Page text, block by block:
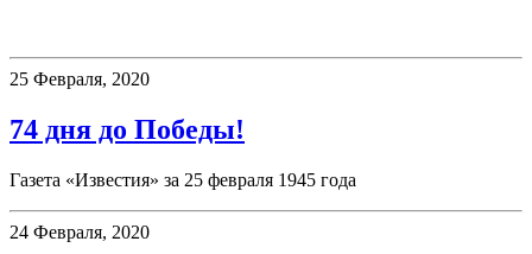
25 Февраля, 2020
74 дня до Победы!
Газета «Известия» за 25 февраля 1945 года
24 Февраля, 2020